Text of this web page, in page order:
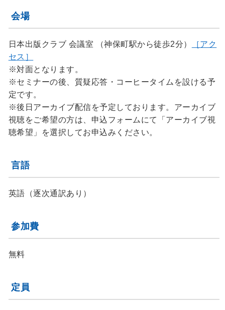
会場
日本出版クラブ 会議室 （神保町駅から徒歩2分）
［アク
セス］
※対面となります。
※セミナーの後、質疑応答・コーヒータイムを設ける予
定です。
※後日アーカイブ配信を予定しております。アーカイブ
視聴をご希望の方は、申込フォームにて「アーカイブ視
聴希望」を選択してお申込みください。
言語
英語（逐次通訳あり）
参加費
無料
定員